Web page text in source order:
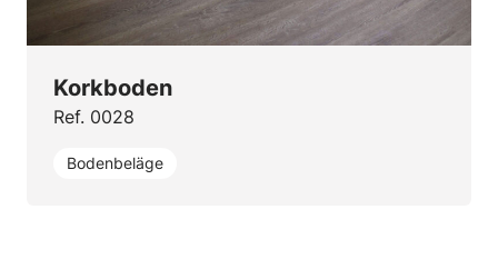
Korkboden
Ref. 0028
Bodenbeläge